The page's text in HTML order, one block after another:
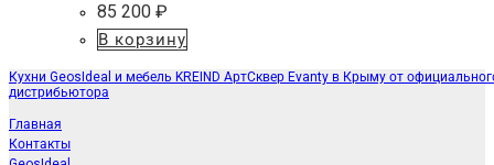
85 200 ₽
В корзину
Кухни GeosIdeal и мебель KREIND АртСквер Evanty в Крыму от
дистрибьютора
Главная
Контакты